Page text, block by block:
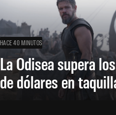
HACE 40 MINUTOS
La Odisea supera
de dólares en